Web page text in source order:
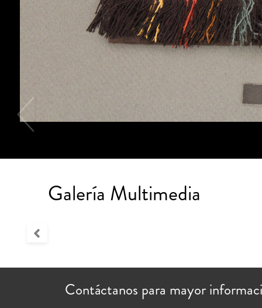
Galería Multimedia
Contáctanos para mayor